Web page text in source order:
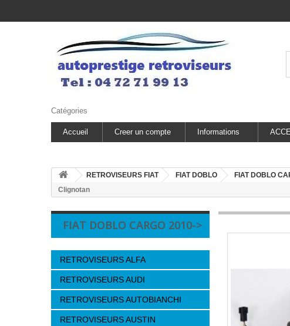
Catégories
Accueil Creer un compte Informations
RETROVISEURS FIAT FIAT DOBLO FIAT DOBLO
Clignotan
FIAT DOBLO CARGO 2010->
RETROVISEURS ALFA
RETROVISEURS AUDI
RETROVISEURS AUTOBIANCHI
RETROVISEURS AUSTIN